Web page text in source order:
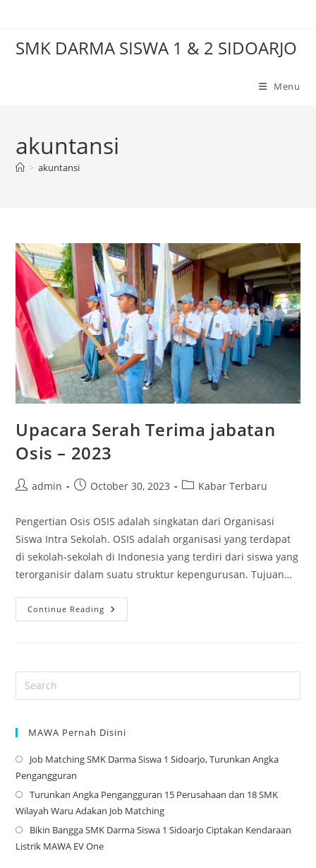
contentSMK DARMA SISWA 1 & 2 SIDOARJO
Menu
akuntansi
> akuntansi
Upacara Serah Terima jabatan
Osis – 2023
Postadmin
PostOctober 30, 2023
PostKabar Terbaru
Pengertian Osis OSIS adalah singkatan dari Organisasi
Siswa Intra Sekolah. OSIS adalah organisasi yang terdapat
di sekolah-sekolah di Indonesia yang terdiri dari siswa yang
terorganisir dalam suatu struktur kepengurusan. Tujuan…
Continue Reading Upacara
Serah
MAWA Pernah Disini
Job Matching SMK Darma Siswa 1 Sidoarjo, Turunkan Angka
Pengangguran
Turunkan Angka Pengangguran 15 Perusahaan dan 18 SMK
Wilayah Waru Adakan Job Matching
Bikin Bangga SMK Darma Siswa 1 Sidoarjo Ciptakan Kendaraan
Listrik MAWA EV One